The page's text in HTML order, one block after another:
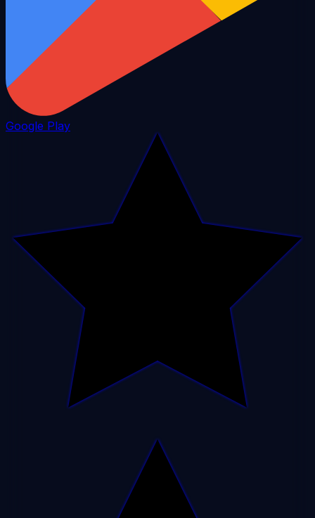
Google Play